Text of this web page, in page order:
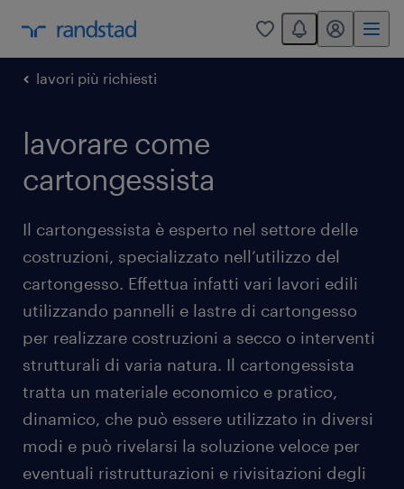
0
You have 0
my randstad
lavori più richiesti
lavorare come
cartongessista
Il cartongessista è esperto nel settore delle
costruzioni, specializzato nell’utilizzo del
cartongesso. Effettua infatti vari lavori edili
utilizzando pannelli e lastre di cartongesso
per realizzare costruzioni a secco o interventi
strutturali di varia natura. Il cartongessista
tratta un materiale economico e pratico,
dinamico, che può essere utilizzato in diversi
modi e può rivelarsi la soluzione veloce per
eventuali ristrutturazioni e rivisitazioni degli